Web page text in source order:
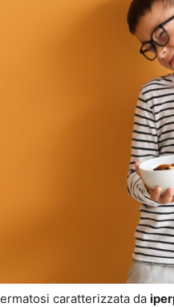
caratterizzata da